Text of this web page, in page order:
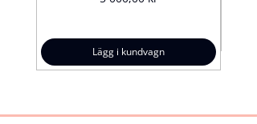
Lägg i kundvagn